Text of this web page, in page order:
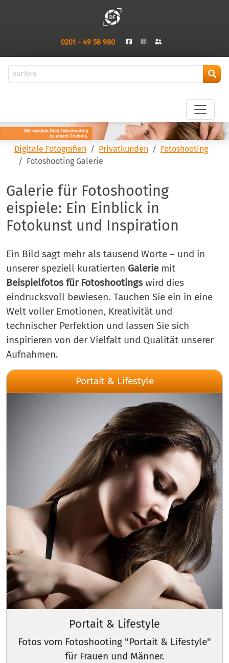
0201 - 49 58 980
Digitale Fotografien Privatkunden
Fotoshooting
Fotoshooting Galerie
Galerie für Fotoshooting
eispiele: Ein Einblick in
Fotokunst und Inspiration
Ein Bild sagt mehr als tausend Worte – und in
unserer speziell kuratierten Galeriemit
Beispielfotos für Fotoshootings wird dies
eindrucksvoll bewiesen. Tauchen Sie ein in eine
Welt voller Emotionen, Kreativität und
technischer Perfektion und lassen Sie sich
inspirieren von der Vielfalt und Qualität unserer
Aufnahmen.
Portait & Lifestyle
Portait & Lifestyle
Fotos vom Fotoshooting "Portait & Lifestyle"
für Frauen und Männer.